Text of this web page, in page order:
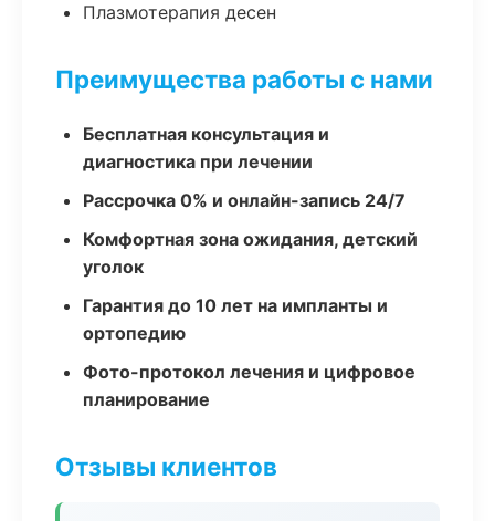
Плазмотерапия десен
Преимущества работы с нами
Бесплатная консультация и
диагностика при лечении
Рассрочка 0% и онлайн-запись 24/7
Комфортная зона ожидания, детский
уголок
Гарантия до 10 лет на импланты и
ортопедию
Фото-протокол лечения и цифровое
планирование
Отзывы клиентов